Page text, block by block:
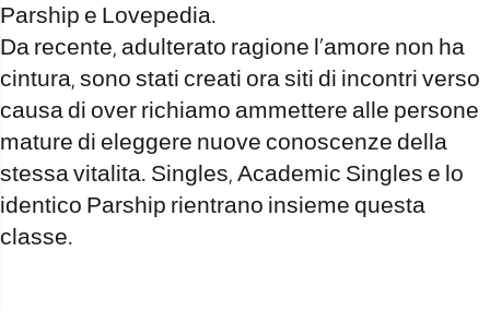
Parship e Lovepedia.
Da recente, adulterato ragione l’amore non ha
cintura, sono stati creati ora siti di incontri verso
causa di over richiamo ammettere alle persone
mature di eleggere nuove conoscenze della
stessa vitalita. Singles, Academic Singles e lo
identico Parship rientrano insieme questa
classe.